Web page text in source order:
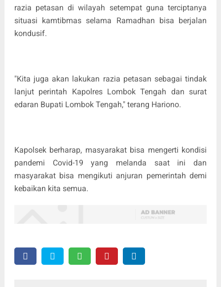
razia petasan di wilayah setempat guna terciptanya
situasi kamtibmas selama Ramadhan bisa berjalan
kondusif.
"Kita juga akan lakukan razia petasan sebagai tindak
lanjut perintah Kapolres Lombok Tengah dan surat
edaran Bupati Lombok Tengah," terang Hariono.
Kapolsek berharap, masyarakat bisa mengerti kondisi
pandemi Covid-19 yang melanda saat ini dan
masyarakat bisa mengikuti anjuran pemerintah demi
kebaikan kita semua.